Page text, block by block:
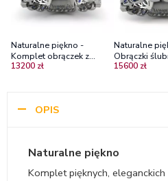
Naturalne piękno -
Komplet obrączek z
białego złota z szafirami
13200 zł
Naturalne
Obrączki
czarnego i
15600 zł
OPIS
Naturalne piękno
Komplet pięknych, eleganckich